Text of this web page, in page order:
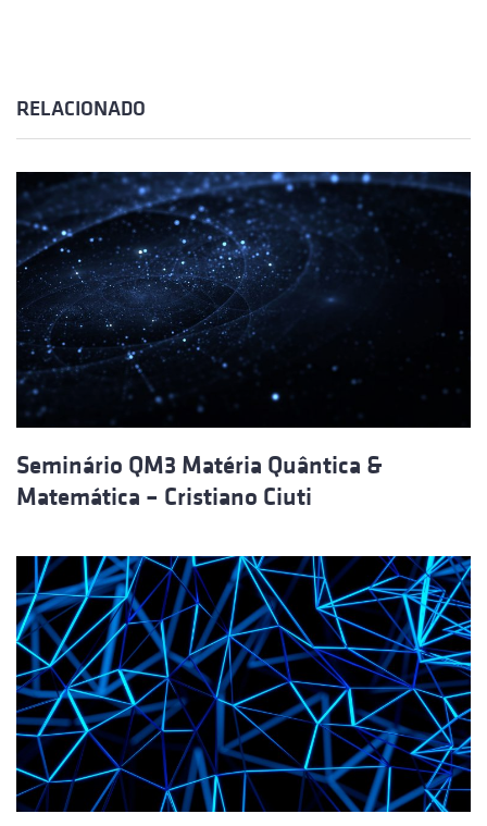
RELACIONADO
Seminário QM3 Matéria Quântica &
Matemática – Cristiano Ciuti